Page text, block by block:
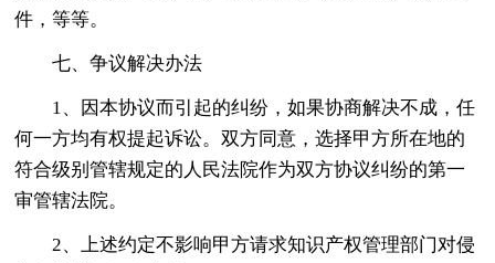
件，等等。
七、争议解决办法
1、因本协议而引起的纠纷，如果协商解决不成，任
何一方均有权提起诉讼。双方同意，选择甲方所在地的
符合级别管辖规定的人民法院作为双方协议纠纷的第一
审管辖法院。
2、上述约定不影响甲方请求知识产权管理部门对侵